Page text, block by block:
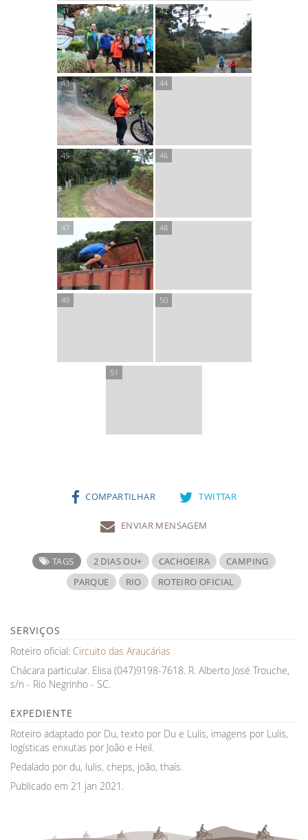
COMPARTILHAR TWITTAR
ENVIAR MENSAGEM
TAGS 2 DIAS OU+ CACHOEIRA
CAMPING
PARQUE
RIO ROTEIRO OFICIAL
SERVIÇOS
Roteiro oficial: Circuito das Araucárias
Chácara particular. Elisa (047)9198-7618. R. Alberto José Trouche,
s/n - Rio Negrinho - SC.
EXPEDIENTE
Roteiro adaptado por Du, texto por Du e Lulis, imagens por Lulis,
logísticas enxutas por João e Heil.
Pedalado por du, lulis, cheps, joão, thaís.
Publicado em 21 jan 2021.